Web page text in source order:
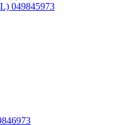
049845973